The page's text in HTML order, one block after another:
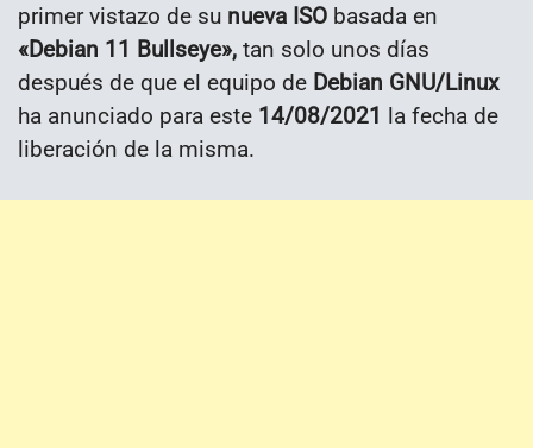
primer vistazo de su nueva ISO basada en
«Debian 11 Bullseye», tan solo unos días
después de que el equipo de Debian GNU/Linux
ha anunciado para este 14/08/2021 la fecha de
liberación de la misma.